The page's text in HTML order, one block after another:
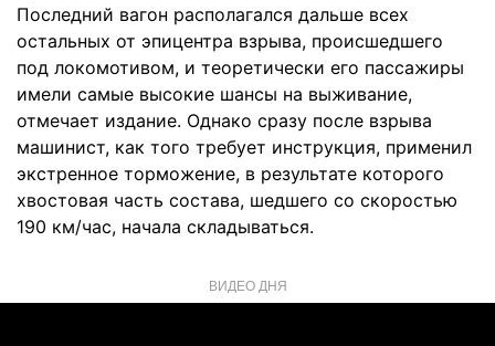
Последний вагон располагался дальше всех
остальных от эпицентра взрыва, происшедшего
под локомотивом, и теоретически его пассажиры
имели самые высокие шансы на выживание,
отмечает издание. Однако сразу после взрыва
машинист, как того требует инструкция, применил
экстренное торможение, в результате которого
хвостовая часть состава, шедшего со скоростью
190 км/час, начала складываться.
ВИДЕО ДНЯ